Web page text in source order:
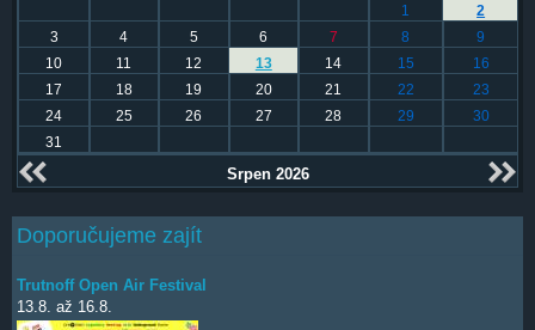
1
2
3
4 5 6 7 8
9
10
11 12 13 14 15
16
17
18 19 20 21 22
23
24
25 26 27 28 29
30
31
Srpen 2026
Doporučujeme zajít
Trutnoff Open Air Festival
13.8. až 16.8.